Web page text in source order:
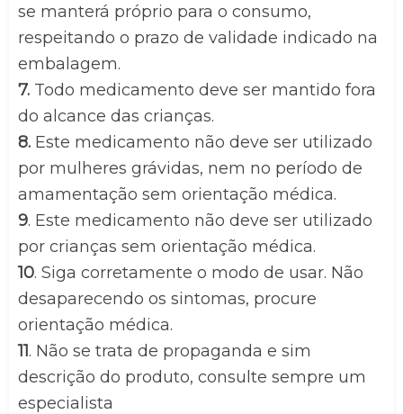
se manterá próprio para o consumo,
respeitando o prazo de validade indicado na
embalagem.
7. Todo medicamento deve ser mantido fora
do alcance das crianças.
8. Este medicamento não deve ser utilizado
por mulheres grávidas, nem no período de
amamentação sem orientação médica.
9. Este medicamento não deve ser utilizado
por crianças sem orientação médica.
10. Siga corretamente o modo de usar. Não
desaparecendo os sintomas, procure
orientação médica.
11. Não se trata de propaganda e sim
descrição do produto, consulte sempre um
especialista